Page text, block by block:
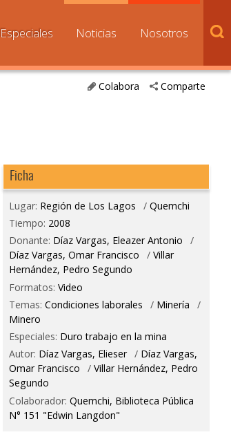
Especiales Noticias Nosotros
Comparte
Colabora
Ficha
Lugar: Región de Los Lagos / Quemchi
Tiempo: 2008
Donante: Díaz Vargas, Eleazer Antonio
/
Díaz Vargas, Omar Francisco
/ Villar
Hernández, Pedro Segundo
Formatos: Video
Temas: Condiciones laborales / Minería
/
Minero
Especiales: Duro trabajo en la mina
Autor: Díaz Vargas, Elieser / Díaz Vargas,
Omar Francisco
/ Villar Hernández, Pedro
Segundo
Colaborador: Quemchi, Biblioteca Pública
N° 151 "Edwin Langdon"